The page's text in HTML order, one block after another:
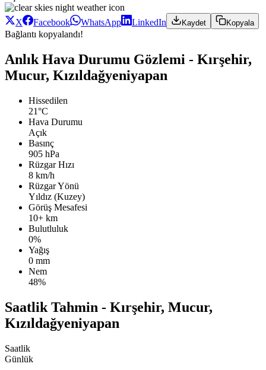
X Facebook WhatsApp LinkedIn Kaydet Kopyala
Bağlantı kopyalandı!
Anlık Hava Durumu Gözlemi - Kırşehir,
Mucur, Kızıldağyeniyapan
Hissedilen
21°C
Hava Durumu
Açık
Basınç
905 hPa
Rüzgar Hızı
8 km/h
Rüzgar Yönü
Yıldız (Kuzey)
Görüş Mesafesi
10+ km
Bulutluluk
0%
Yağış
0 mm
Nem
48%
Saatlik Tahmin - Kırşehir, Mucur,
Kızıldağyeniyapan
Saatlik
Günlük